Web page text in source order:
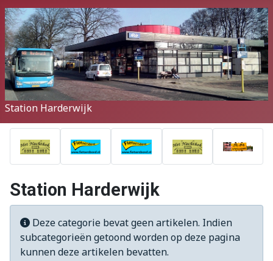
Station Harderwijk
Station Harderwijk
Informatie
Deze categorie bevat geen artikelen. Indien
subcategorieën getoond worden op deze pagina
kunnen deze artikelen bevatten.